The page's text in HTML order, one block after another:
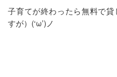
子育てが終わったら無料で
すが）(‘ω’)ノ